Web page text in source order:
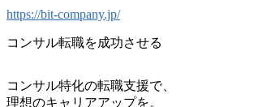
https://bit-company.jp/
コンサル転職を成功させる
コンサル特化の転職支援で、
理想のキャリアアップを。